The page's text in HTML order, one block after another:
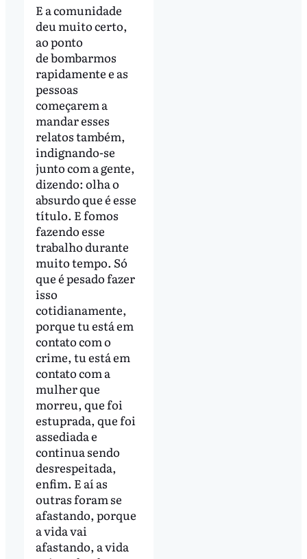
E a comunidade
deu muito certo,
ao ponto
de bombarmos
rapidamente e as
pessoas
começarem a
mandar esses
relatos também,
indignando-se
junto com a gente,
dizendo: olha o
absurdo que é esse
título. E fomos
fazendo esse
trabalho durante
muito tempo. Só
que é pesado fazer
isso
cotidianamente,
porque tu está em
contato com o
crime, tu está em
contato com a
mulher que
morreu, que foi
estuprada, que foi
assediada e
continua sendo
desrespeitada,
enfim. E aí as
outras foram se
afastando, porque
a vida vai
afastando, a vida